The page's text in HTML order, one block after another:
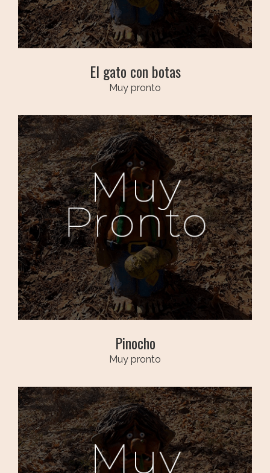
El gato con botas
Muy pronto
Pinocho
Muy pronto